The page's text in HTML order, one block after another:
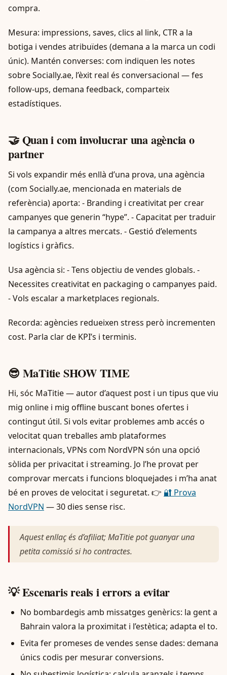
compra.
Mesura: impressions, saves, clics al link, CTR a la
botiga i vendes atribuïdes (demana a la marca un codi
únic). Mantén converses: com indiquen les notes
sobre Socially.ae, l’èxit real és conversacional — fes
follow-ups, demana feedback, comparteix
estadístiques.
🤝 Quan i com involucrar una agència o
partner
Si vols expandir més enllà d’una prova, una agència
(com Socially.ae, mencionada en materials de
referència) aporta: - Branding i creativitat per crear
campanyes que generin “hype”. - Capacitat per traduir
la campanya a altres mercats. - Gestió d’elements
logístics i gràfics.
Usa agència si: - Tens objectiu de vendes globals. -
Necessites creativitat en packaging o campanyes paid.
- Vols escalar a marketplaces regionals.
Recorda: agències redueixen stress però incrementen
cost. Parla clar de KPI’s i terminis.
😎 MaTitie SHOW TIME
Hi, sóc MaTitie — autor d’aquest post i un tipus que viu
mig online i mig offline buscant bones ofertes i
contingut útil. Si vols evitar problemes amb accés o
velocitat quan treballes amb plataformes
internacionals, VPNs com NordVPN són una opció
sòlida per privacitat i streaming. Jo l’he provat per
comprovar mercats i funcions bloquejades i m’ha anat
bé en proves de velocitat i seguretat. 👉 🔐 Prova
NordVPN — 30 dies sense risc.
Aquest enllaç és d’afiliat; MaTitie pot guanyar una
petita comissió si ho contractes.
💡 Escenaris reals i errors a evitar
No bombardegis amb missatges genèrics: la gent a
Bahrain valora la proximitat i l’estètica; adapta el to.
Evita fer promeses de vendes sense dades: demana
únics codis per mesurar conversions.